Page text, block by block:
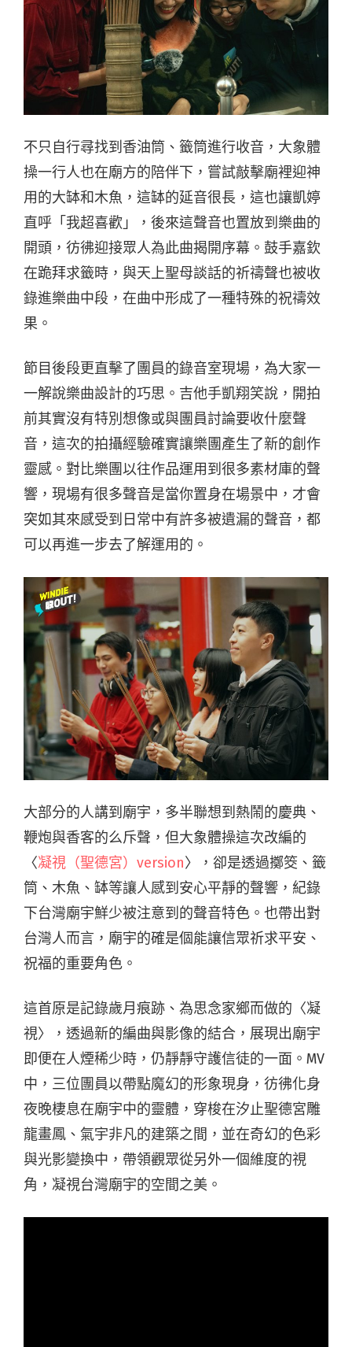
不只自行尋找到香油筒、籤筒進行收音，大象體
操一行人也在廟方的陪伴下，嘗試敲擊廟裡迎神
用的大缽和木魚，這缽的延音很長，這也讓凱婷
直呼「我超喜歡」，後來這聲音也置放到樂曲的
開頭，彷彿迎接眾人為此曲揭開序幕。鼓手嘉欽
在跪拜求籤時，與天上聖母談話的祈禱聲也被收
錄進樂曲中段，在曲中形成了一種特殊的祝禱效
果。
節目後段更直擊了團員的錄音室現場，為大家一
一解說樂曲設計的巧思。吉他手凱翔笑說，開拍
前其實沒有特別想像或與團員討論要收什麼聲
音，這次的拍攝經驗確實讓樂團產生了新的創作
靈感。對比樂團以往作品運用到很多素材庫的聲
響，現場有很多聲音是當你置身在場景中，才會
突如其來感受到日常中有許多被遺漏的聲音，都
可以再進一步去了解運用的。
大部分的人講到廟宇，多半聯想到熱鬧的慶典、
鞭炮與香客的么斥聲，但大象體操這次改編的
〈凝視（聖德宮）version〉，卻是透過擲筊、籤
筒、木魚、缽等讓人感到安心平靜的聲響，紀錄
下台灣廟宇鮮少被注意到的聲音特色。也帶出對
台灣人而言，廟宇的確是個能讓信眾祈求平安、
祝福的重要角色。
這首原是記錄歲月痕跡、為思念家鄉而做的〈凝
視〉，透過新的編曲與影像的結合，展現出廟宇
即便在人煙稀少時，仍靜靜守護信徒的一面。MV
中，三位團員以帶點魔幻的形象現身，彷彿化身
夜晚棲息在廟宇中的靈體，穿梭在汐止聖德宮雕
龍畫鳳、氣宇非凡的建築之間，並在奇幻的色彩
與光影變換中，帶領觀眾從另外一個維度的視
角，凝視台灣廟宇的空間之美。